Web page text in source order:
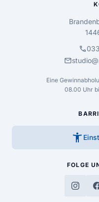
call
mail
Eine
08.00 Uhr
accessibility_new
FOLGE